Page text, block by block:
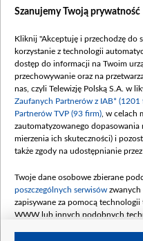
Procedura
Szanujemy Twoją prywatność
Kliknij "Akceptuję i przechodzę do
korzystanie z technologii
dostęp do informacji na Twoim
przechowywanie oraz na
nas, czyli Telewizję Polską S.A. w
Zaufanych Partnerów z IAB* (1201
Partnerów TVP (93 firm) , w celach
zautomatyzowanego
mierzenia ich skuteczności) i
także zgody na udostępnianie
Twoje dane osobowe zbierane
poszczególnych serwisów zwanych
zapisywane za pomocą
WWW lub innych podobnych